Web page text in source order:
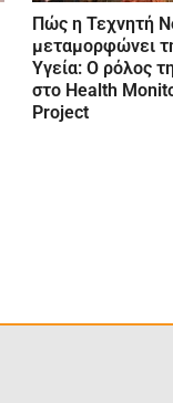
Πώς η Τεχνητή
μεταμορφώνει
Υγεία: Ο ρόλος
στο Health
Project